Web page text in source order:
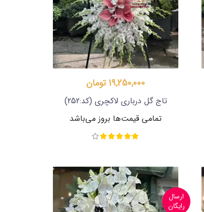
19,250,000 تومان
تاج گل درباری لاکچری (کد:252)
تمامی قیمت‌ها بروز می‌باشد
ارسال
رایگان